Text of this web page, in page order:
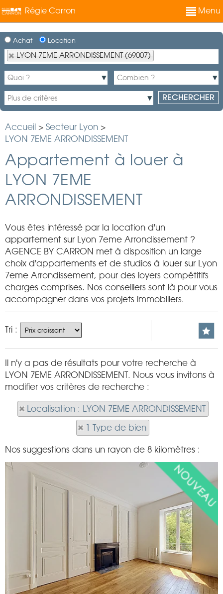
Régie Carron Menu
Achat Location
LYON 7EME ARRONDISSEMENT (69007)
Accueil > Secteur Lyon >
LYON 7EME ARRONDISSEMENT
Appartement à louer à
LYON 7EME
ARRONDISSEMENT
Vous êtes intéressé par la location d'un
appartement sur Lyon 7eme Arrondissement ?
AGENCE BY CARRON met à disposition un large
choix d'appartements et de studios à louer sur Lyon
7eme Arrondissement, pour des loyers compétitifs
charges comprises. Nos conseillers sont là pour vous
accompagner dans vos projets immobiliers.
Tri :
Il n'y a pas de résultats pour votre recherche à
LYON 7EME ARRONDISSEMENT. Nous vous invitons à
modifier vos critères de recherche :
Localisation : LYON 7EME ARRONDISSEMENT
1 Type de bien
Nos suggestions dans un rayon de 8 kilomètres :